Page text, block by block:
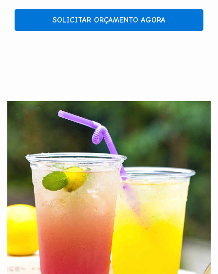
SOLICITAR ORÇAMENTO AGORA